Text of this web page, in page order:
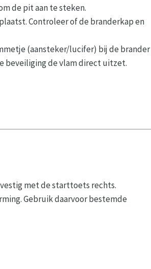
de pit aan te steken.
Controleer of de branderkap en
(aansteker/lucifer) bij de brander
beveiliging de vlam direct uitzet.
met de starttoets rechts.
Gebruik daarvoor bestemde